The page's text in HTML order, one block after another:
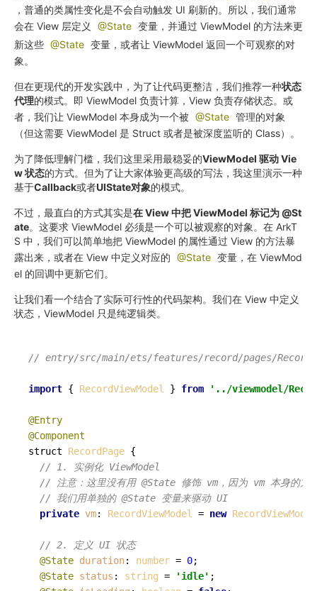
，普通的类属性变化是不会自动触发 UI 刷新的。所以，我们通常
会在 View 层定义
@State 变量，并通过 ViewModel 的方法来更
新这些 @State 变量，或者让 ViewModel 返回一个可观察的对
象。
但在更现代的开发实践中，为了让代码更整洁，我们推荐一种状态
代理的模式。即 ViewModel 负责计算，View 负责存储状态。或
者，我们让 ViewModel 本身成为一个被 @State 管理的对象
（但这需要 ViewModel 是 Struct 或者是被深度监听的 Class）。
为了降低理解门槛，我们这里采用最稳妥的ViewModel 驱动 Vie
w 状态的方式。但为了让大家体验更高级的写法，我这里演示一种
基于Callback或者UIState对象的模式。
不过，最直白的方式其实是在 View 中把 ViewModel 标记为 @St
ate。这要求 ViewModel 必须是一个可以被观察的对象。在 ArkT
S 中，我们可以简单地把 ViewModel 的属性通过 View 的方法暴
露出来，或者在 View 中定义对应的 @State 变量，在 ViewMod
el 的回调中更新它们。
让我们看一个结合了实际可行性的代码架构。我们在 View 中定义
状态，ViewModel 只是纯逻辑类。
// entry/src/main/ets/features/record/pages/
import { RecordViewModel } from '../viewmodel/
@Entry
@Component
struct RecordPage {
// 1. 实例化 ViewModel
// 注意：这里没有用 @State 修饰 vm，因为 vm 本身的方
// 我们用单独的 @State 变量来驱动 UI
private vm: RecordViewModel = new RecordViewModel
// 2. 定义 UI 状态
@State duration: number = 0;
@State status : string = 'idle' ;